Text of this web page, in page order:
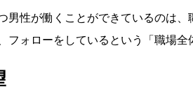
男性が働くことができているのは
フォローをしているという「職場